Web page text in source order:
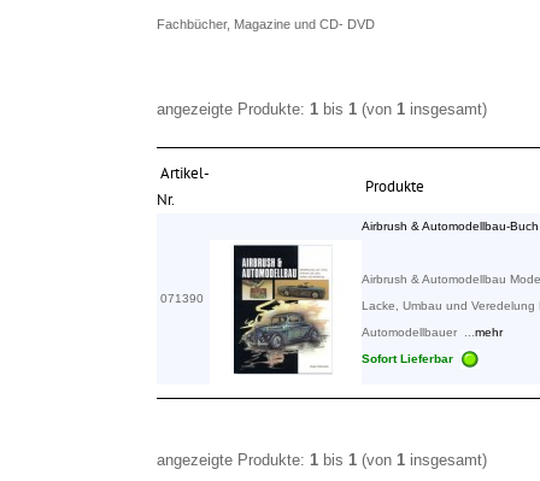
Fachbücher, Magazine und CD- DVD
angezeigte Produkte: 1 bis 1 (von 1 insgesamt)
Artikel-
Nr.
Produkte
071390
Airbrush & Automodellbau-Buch
Airbrush & Automodellbau
Lacke, Umbau und
Automodellbauer ... mehr
Sofort Lieferbar
angezeigte Produkte: 1 bis 1 (von 1 insgesamt)